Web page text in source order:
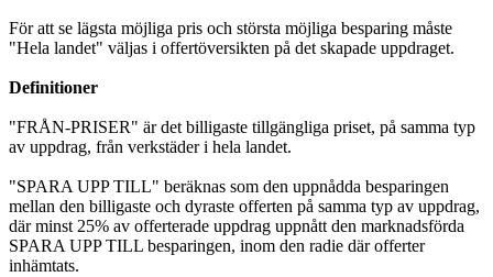
För att se lägsta möjliga pris och största möjliga besparing måste
"Hela landet" väljas i offertöversikten på det skapade uppdraget.
Definitioner
"FRÅN-PRISER" är det billigaste tillgängliga priset, på samma typ
av uppdrag, från verkstäder i hela landet.
"SPARA UPP TILL" beräknas som den uppnådda besparingen
mellan den billigaste och dyraste offerten på samma typ av uppdrag,
där minst 25% av offerterade uppdrag uppnått den marknadsförda
SPARA UPP TILL besparingen, inom den radie där offerter
inhämtats.